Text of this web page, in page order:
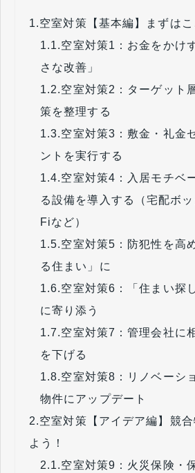
1.空室対策【基本編】まずはこ
1.1.空室対策1：お金をかけ
さな改善」
1.2.空室対策2：ターゲット
策を整理する
1.3.空室対策3：敷金・礼金
ントを実行する
1.4.空室対策4：入居モチベ
る設備を導入する（宅配ボ
Fiなど）
1.5.空室対策5：防犯性を高
る住まい」に
1.6.空室対策6：「住まい探
に寄り添う
1.7.空室対策7：管理会社に
を下げる
1.8.空室対策8：リノベーシ
物件にアップデート
2.空室対策【アイデア編】競
よう！
2.1.空室対策9：火災保険・